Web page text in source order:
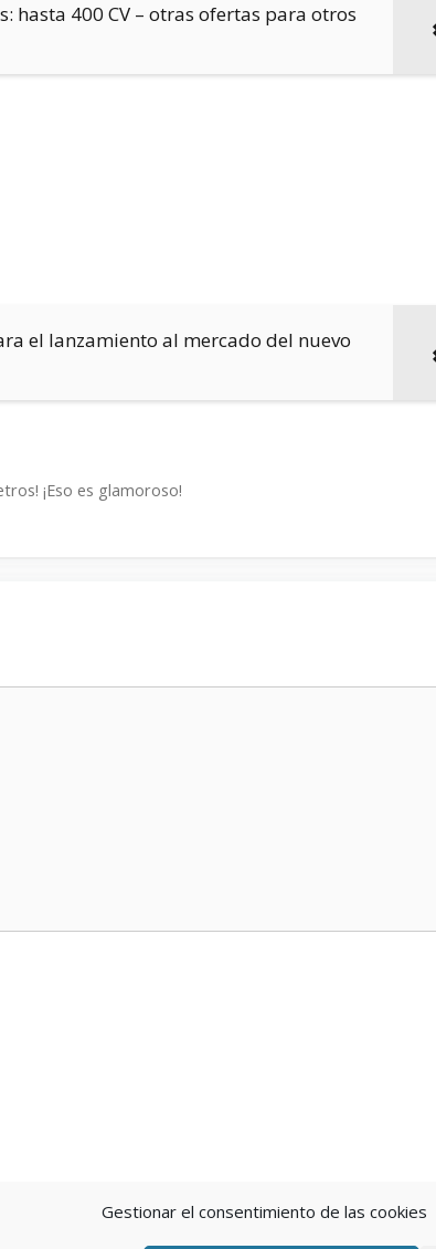
Gestionar el consentimiento de las cookies
hasta 400 CV – otras ofertas para otros
el lanzamiento al mercado del nuevo
¡Eso es glamoroso!